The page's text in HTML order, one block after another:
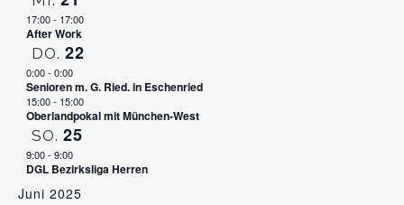
17:00- 17:00
After Work
DO. 22
0:00- 0:00
Senioren m. G. Ried. in Eschenried
15:00- 15:00
Oberlandpokal mit München-West
SO. 25
9:00- 9:00
DGL Bezirksliga Herren
Juni 2025